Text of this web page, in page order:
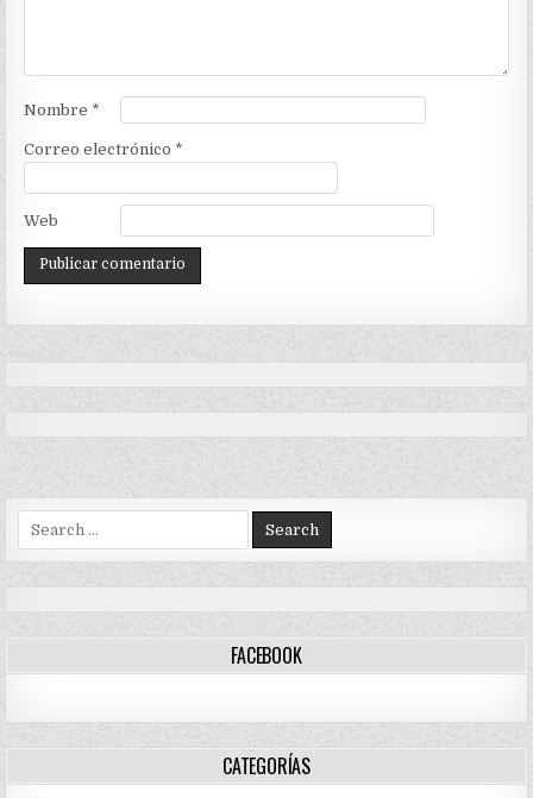
Nombre *
Correo electrónico *
Web
Search
for:
FACEBOOK
CATEGORÍAS